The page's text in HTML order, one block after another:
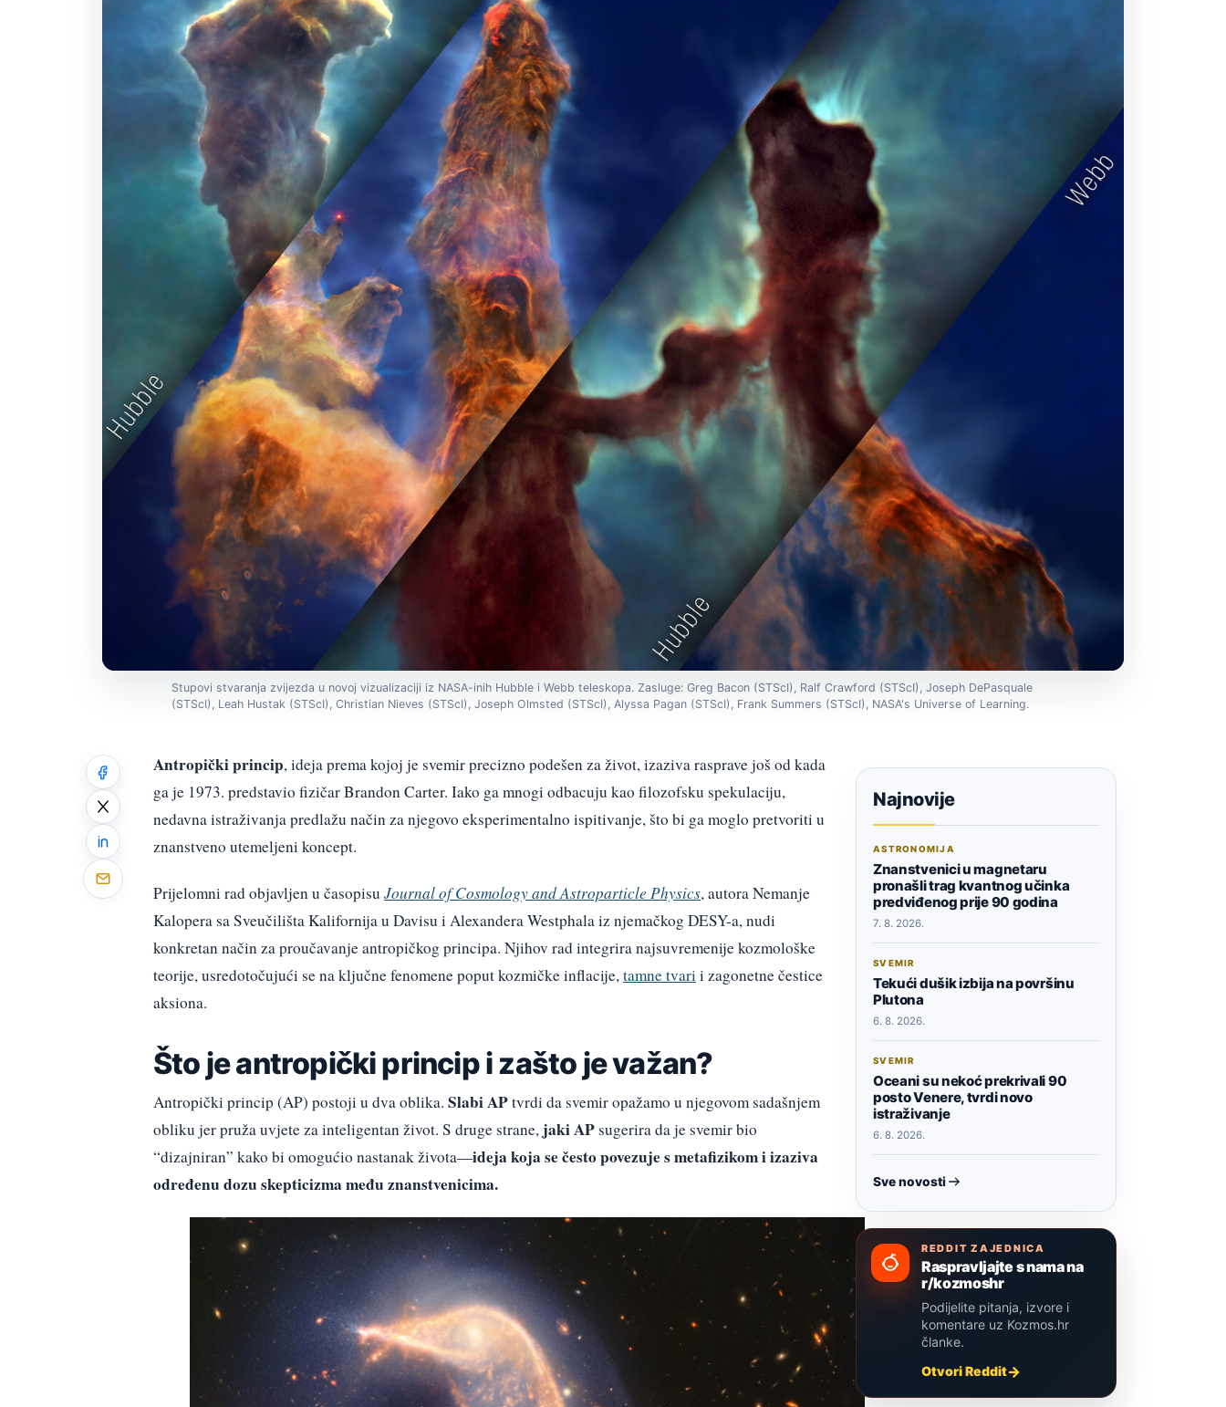
Stupovi stvaranja zvijezda u novoj vizualizaciji iz NASA-inih Hubble i Webb teleskopa. Zasluge: Greg Bacon (STScI), Ralf Crawford (STScI), Joseph DePasquale
(STScI), Leah Hustak (STScI), Christian Nieves (STScI), Joseph Olmsted (STScI), Alyssa Pagan (STScI), Frank Summers (STScI), NASA's Universe of Learning.
Antropički princip, ideja prema kojoj je svemir precizno podešen za život, izaziva rasprave još od kada
ga je 1973. predstavio fizičar Brandon Carter. Iako ga mnogi odbacuju kao filozofsku spekulaciju,
nedavna istraživanja predlažu način za njegovo eksperimentalno ispitivanje, što bi ga moglo pretvoriti u
znanstveno utemeljeni koncept.
Prijelomni rad objavljen u časopisu Journal of Cosmology and Astroparticle Physics, autora Nemanje
Kalopera sa Sveučilišta Kalifornija u Davisu i Alexandera Westphala iz njemačkog DESY-a, nudi
konkretan način za proučavanje antropičkog principa. Njihov rad integrira najsuvremenije kozmološke
teorije, usredotočujući se na ključne fenomene poput kozmičke inflacije,tamne tvari i zagonetne čestice
aksiona.
Što je antropički princip i zašto je važan?
Antropički princip (AP) postoji u dva oblika. Slabi APtvrdi da svemir opažamo u njegovom sadašnjem
obliku jer pruža uvjete za inteligentan život. S druge strane, jaki APsugerira da je svemir bio
“dizajniran” kako bi omogućio nastanak života—ideja koja se često povezuje s metafizikom i izaziva
određenu dozu skepticizma među znanstvenicima.
Najnovije
ASTRONOMIJA
Znanstvenici u magnetaru
pronašli trag kvantnog učinka
predviđenog prije 90 godina
7. 8. 2026.
SVEMIR
Tekući dušik izbija na površinu
Plutona
6. 8. 2026.
SVEMIR
Oceani su nekoć prekrivali 90
posto Venere, tvrdi novo
istraživanje
6. 8. 2026.
Sve novosti
REDDIT ZAJEDNICA
Raspravljajte s nama na
r/kozmoshr
Podijelite pitanja, izvore i
komentare uz Kozmos.hr
članke.
Otvori Reddit